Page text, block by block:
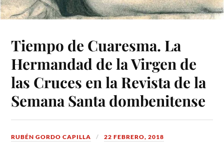
Tiempo de Cuaresma. La
Hermandad de la Virgen de
las Cruces en la Revista de la
Semana Santa dombenitense
RUBÉN GORDO CAPILLA 22 FEBRERO, 2018